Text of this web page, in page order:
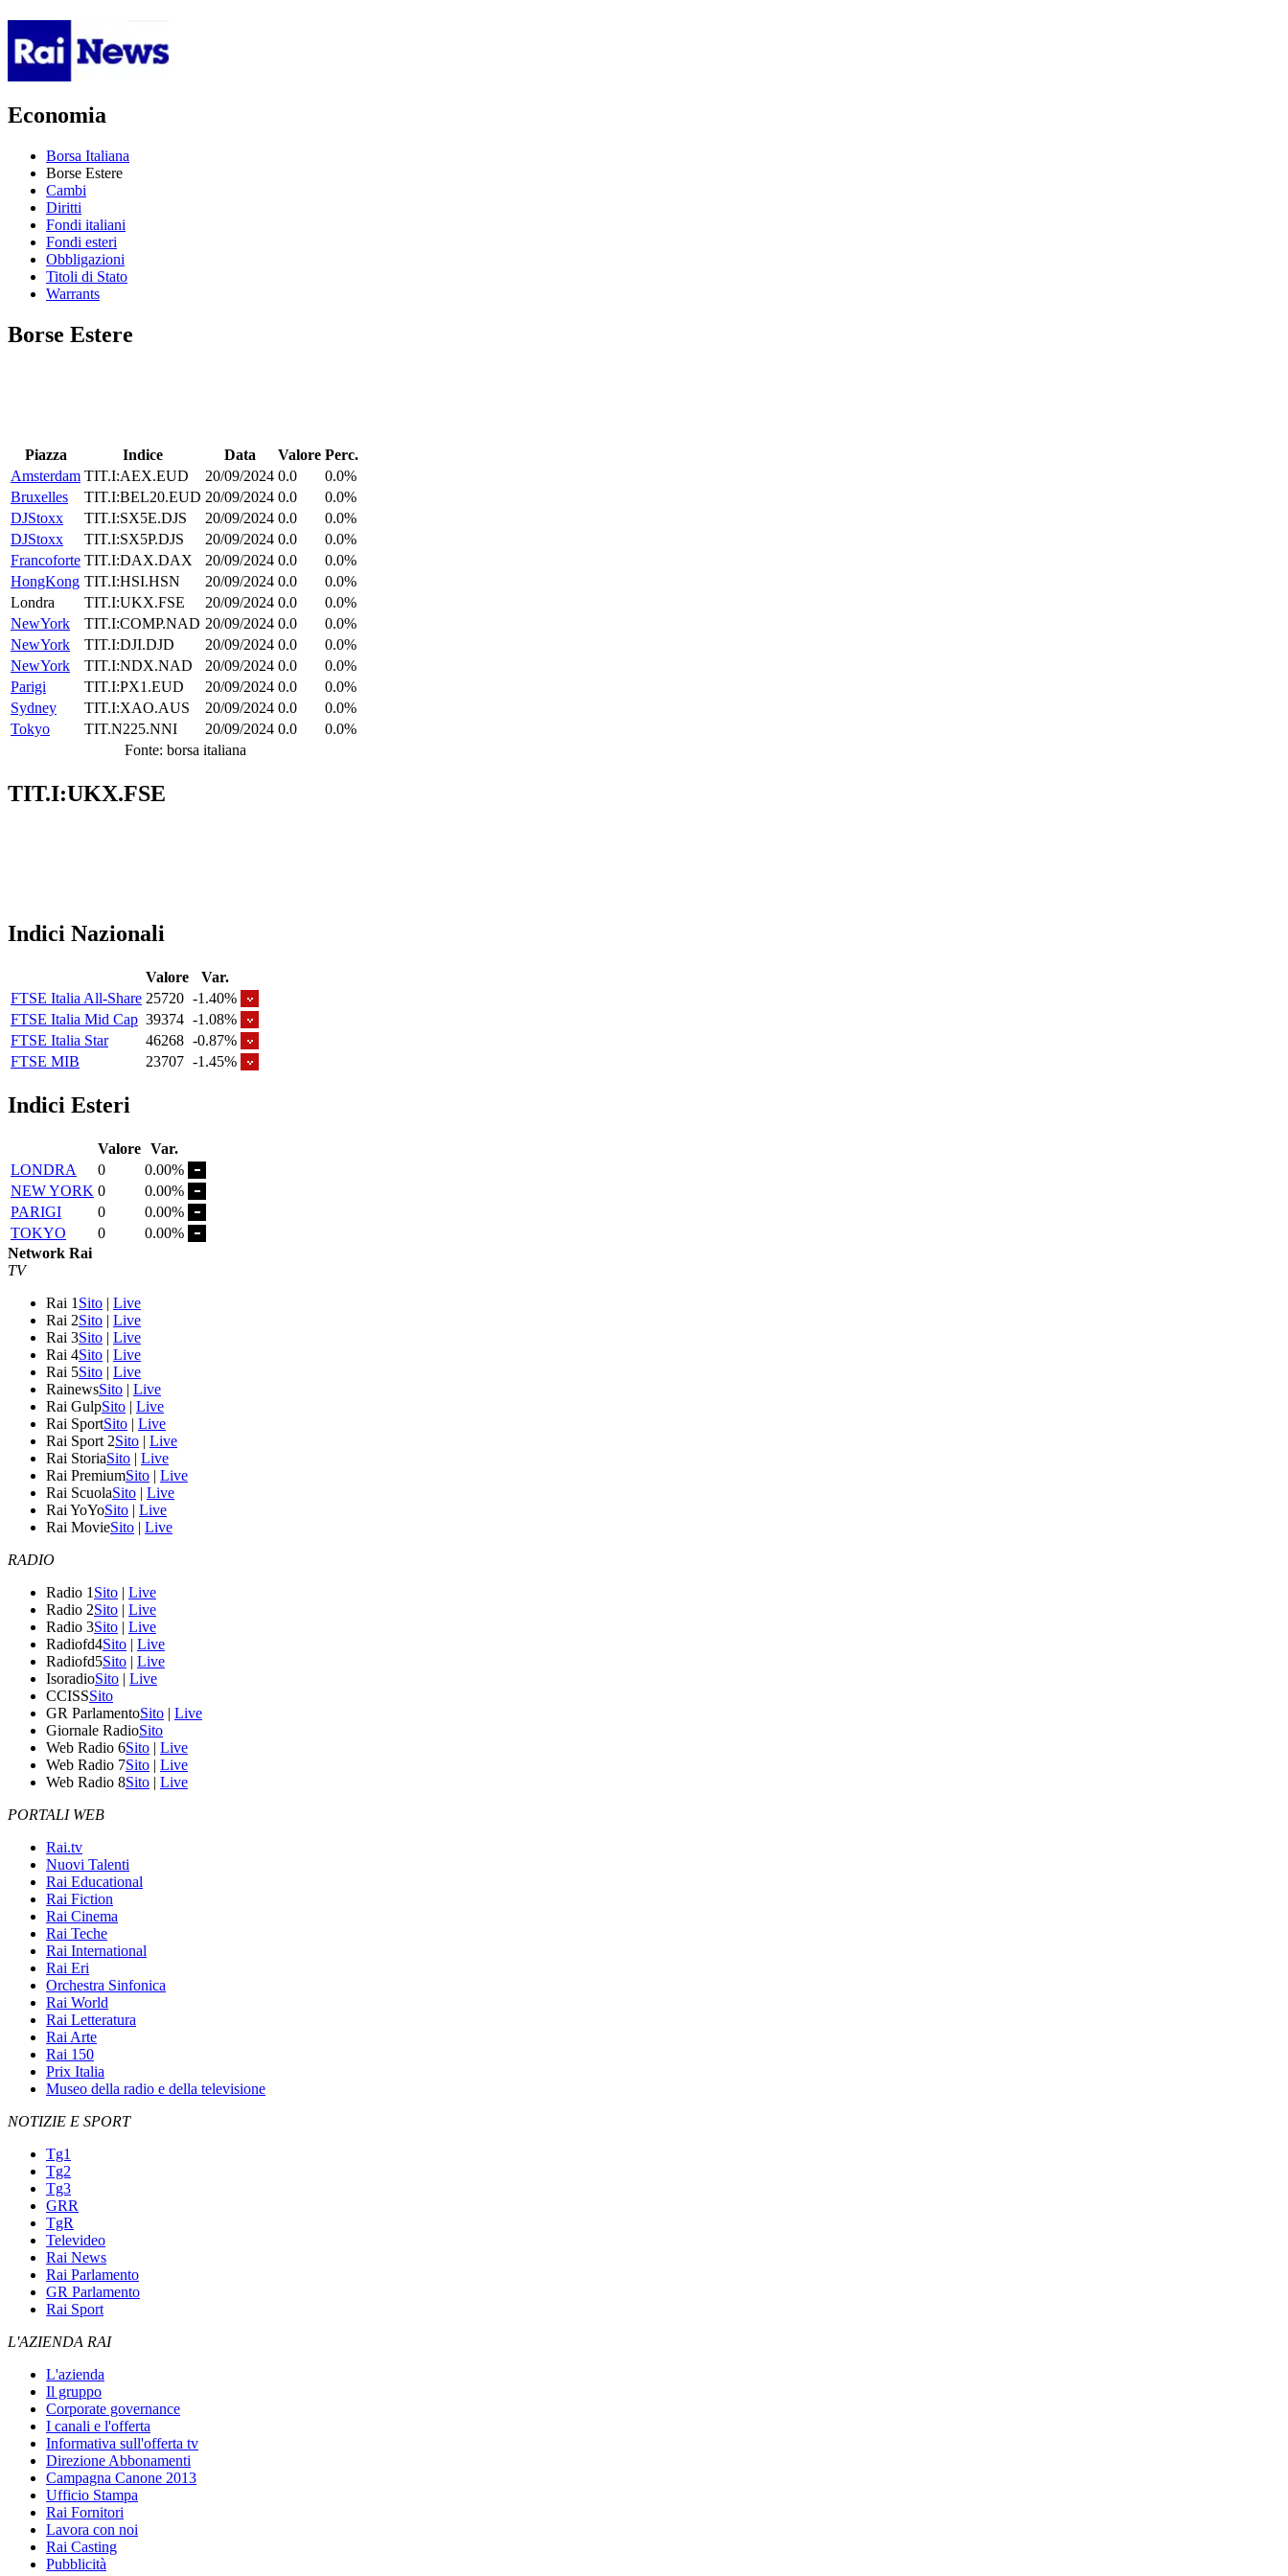
Economia
Borsa Italiana
Borse Estere
Cambi
Diritti
Fondi italiani
Fondi esteri
Obbligazioni
Titoli di Stato
Warrants
Borse Estere
Piazza Indice Data Valore Perc.
Amsterdam TIT.I:AEX.EUD 20/09/2024 0.0
0.0%
Bruxelles
TIT.I:BEL20.EUD 20/09/2024 0.0
0.0%
DJStoxx
TIT.I:SX5E.DJS 20/09/2024 0.0
0.0%
DJStoxx
TIT.I:SX5P.DJS 20/09/2024 0.0
0.0%
Francoforte TIT.I:DAX.DAX 20/09/2024 0.0
0.0%
HongKong TIT.I:HSI.HSN 20/09/2024 0.0
0.0%
Londra
TIT.I:UKX.FSE 20/09/2024 0.0
0.0%
NewYork
TIT.I:COMP.NAD 20/09/2024 0.0
0.0%
NewYork
TIT.I:DJI.DJD 20/09/2024 0.0
0.0%
NewYork
TIT.I:NDX.NAD 20/09/2024 0.0
0.0%
Parigi
TIT.I:PX1.EUD 20/09/2024 0.0
0.0%
Sydney
TIT.I:XAO.AUS 20/09/2024 0.0
0.0%
Tokyo
TIT.N225.NNI 20/09/2024 0.0
0.0%
Fonte: borsa italiana
TIT.I:UKX.FSE
Indici Nazionali
Valore
Var.
FTSE Italia All-Share 25720 -1.40%
FTSE Italia Mid Cap 39374 -1.08%
FTSE Italia Star
46268 -0.87%
FTSE MIB
23707 -1.45%
Indici Esteri
Valore Var.
LONDRA
0
0.00%
NEW YORK 0
0.00%
PARIGI
0
0.00%
TOKYO
0
0.00%
Network Rai
TV
Rai 1 Sito | Live
Rai 2Sito | Live
Rai 3Sito | Live
Rai 4Sito | Live
Rai 5Sito | Live
RainewsSito | Live
Rai GulpSito | Live
Rai SportSito | Live
Rai Sport 2Sito | Live
Rai StoriaSito | Live
Rai PremiumSito | Live
Rai ScuolaSito | Live
Rai YoYoSito | Live
Rai MovieSito | Live
RADIO
Radio 1 Sito | Live
Radio 2Sito | Live
Radio 3Sito | Live
Radiofd4Sito | Live
Radiofd5Sito | Live
IsoradioSito | Live
CCISSSito
GR ParlamentoSito | Live
Giornale RadioSito
Web Radio 6Sito | Live
Web Radio 7Sito | Live
Web Radio 8Sito | Live
PORTALI WEB
Rai.tv
Nuovi Talenti
Rai Educational
Rai Fiction
Rai Cinema
Rai Teche
Rai International
Rai Eri
Orchestra Sinfonica
Rai World
Rai Letteratura
Rai Arte
Rai 150
Prix Italia
Museo della radio e della televisione
NOTIZIE E SPORT
Tg1
Tg2
Tg3
GRR
TgR
Televideo
Rai News
Rai Parlamento
GR Parlamento
Rai Sport
L'AZIENDA RAI
L'azienda
Il gruppo
Corporate governance
I canali e l'offerta
Informativa sull'offerta tv
Direzione Abbonamenti
Campagna Canone 2013
Ufficio Stampa
Rai Fornitori
Lavora con noi
Rai Casting
Pubblicità